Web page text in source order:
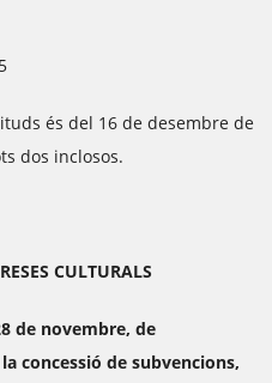
és del 16 de desembre de
dos inclosos.
CULTURALS
de novembre, de
concessió de subvencions,